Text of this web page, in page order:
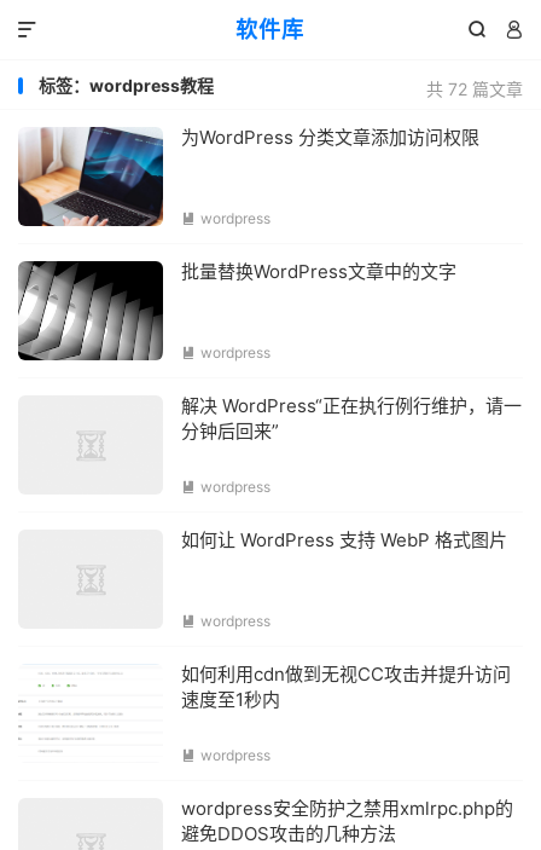
软件库  

共 72 篇文章
标签：wordpress教程
为WordPress 分类文章添加访问权限
 wordpress
批量替换WordPress文章中的文字
 wordpress
解决 WordPress“正在执行例行维护，请一
分钟后回来”
 wordpress
如何让 WordPress 支持 WebP 格式图片
 wordpress
如何利用cdn做到无视CC攻击并提升访问
速度至1秒内
 wordpress
wordpress安全防护之禁用xmlrpc.php的
避免DDOS攻击的几种方法